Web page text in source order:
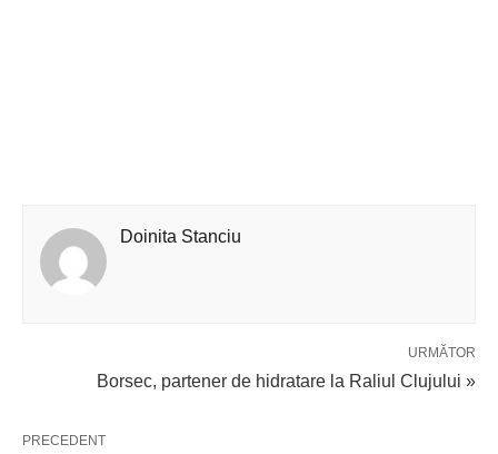
Doinita Stanciu
URMĂTOR
Borsec, partener de hidratare la Raliul Clujului »
PRECEDENT